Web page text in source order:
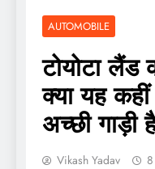
AUTOMOBILE
टोयोटा
क्या यह
अच्छी गाड़ी
Vikash Yadav